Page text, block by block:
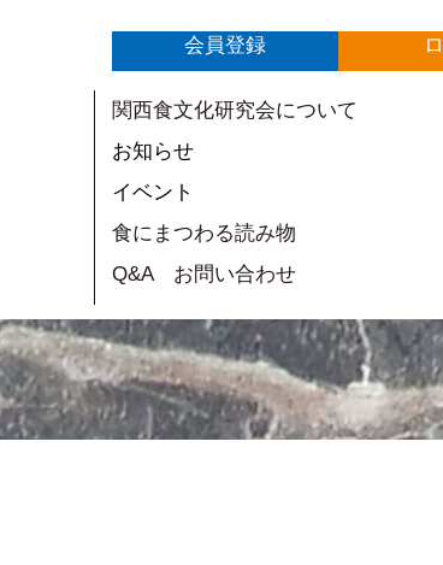
会員登録
関西食文化研究会について
お知らせ
イベント
食にまつわる読み物
Q&A お問い合わせ